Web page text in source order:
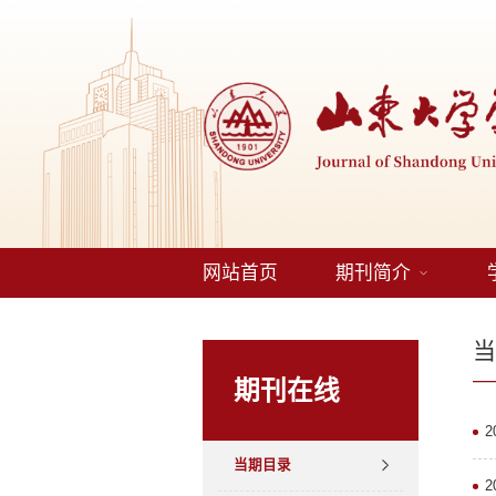
网站首页 期刊简介
期刊在线
当期目录